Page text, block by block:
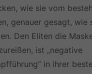
wie sie vom
genauer gesagt, wie
Den Eliten die
ist „negative
in ihrer